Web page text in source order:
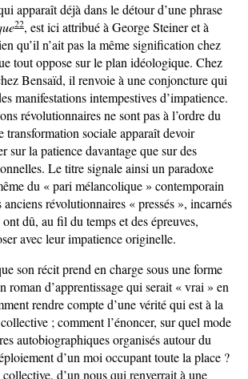
apparaît déjà dans le détour d’une phrase
22, est ici attribué à George Steiner et à
qu’il n’ait pas la même signification chez
tout oppose sur le plan idéologique. Chez
Bensaïd, il renvoie à une conjoncture qui
manifestations intempestives d’impatience.
révolutionnaires ne sont pas à l’ordre du
transformation sociale apparaît devoir
sur la patience davantage que sur des
Le titre signale ainsi un paradoxe
du « pari mélancolique » contemporain
révolutionnaires « pressés », incarnés
dû, au fil du temps et des épreuves,
avec leur impatience originelle.
son récit prend en charge sous une forme
roman d’apprentissage qui serait « vrai » en
rendre compte d’une vérité qui est à la
; comment l’énoncer, sur quel mode
autobiographiques organisés autour du
d’un moi occupant toute la place ?
d’un nous qui renverrait à une